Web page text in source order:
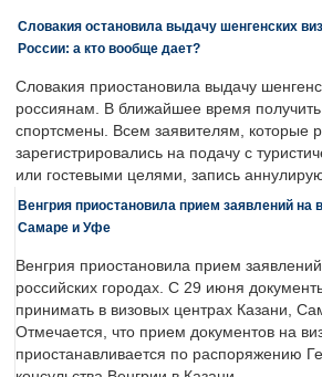
Словакия остановила выдачу шенгенских
России: а кто вообще дает?
Словакия приостановила выдачу
россиянам. В ближайшее время получить
спортсмены. Всем заявителям, которые
зарегистрировались на подачу с
или гостевыми целями, запись
Венгрия приостановила прием заявлений на
Самаре и Уфе
Венгрия приостановила прием
российских городах. С 29 июня
принимать в визовых центрах Казани,
Отмечается, что прием документов на
приостанавливается по распоряжению